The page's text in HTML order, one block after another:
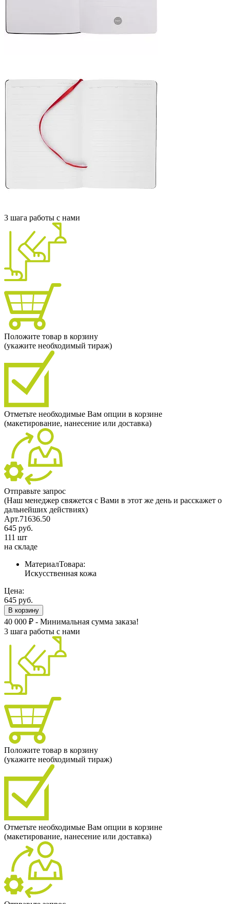
3 шага работы с нами
Положите товар в корзину
(укажите необходимый тираж)
Отметьте необходимые Вам опции в корзине
(макетирование, нанесение или доставка)
Отправьте запрос
(Наш менеджер свяжется с Вами в этот же день и расскажет о
дальнейших действиях)
Арт.71636.50
645 руб.
111 шт
на складе
МатериалТовара:
Искусственная кожа
Цена:
645 руб.
В корзину
40 000 ₽ - Минимальная сумма заказа!
3 шага работы с нами
Положите товар в корзину
(укажите необходимый тираж)
Отметьте необходимые Вам опции в корзине
(макетирование, нанесение или доставка)